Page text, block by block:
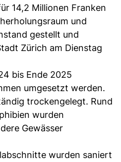
14,2 Millionen Franken
und
gestellt und
Zürich am Dienstag
bis Ende 2025
umgesetzt werden.
trockengelegt. Rund
wurden
Gewässer
wurden saniert